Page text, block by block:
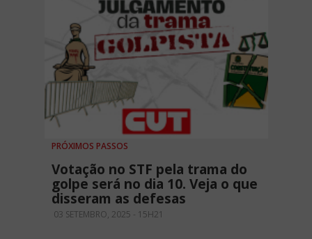
PRÓXIMOS PASSOS
Votação no STF pela trama do
golpe será no dia 10. Veja o que
disseram as defesas
03 SETEMBRO, 2025 - 15H21